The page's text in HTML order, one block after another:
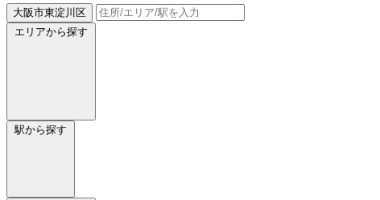
大阪市東淀川区
エリアから探す
駅から探す